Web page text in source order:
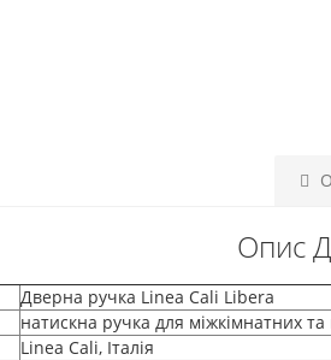
Опис
Дверна ручка Linea Cali Libera
натискна ручка для міжкімнатних та
Linea Cali, Італія